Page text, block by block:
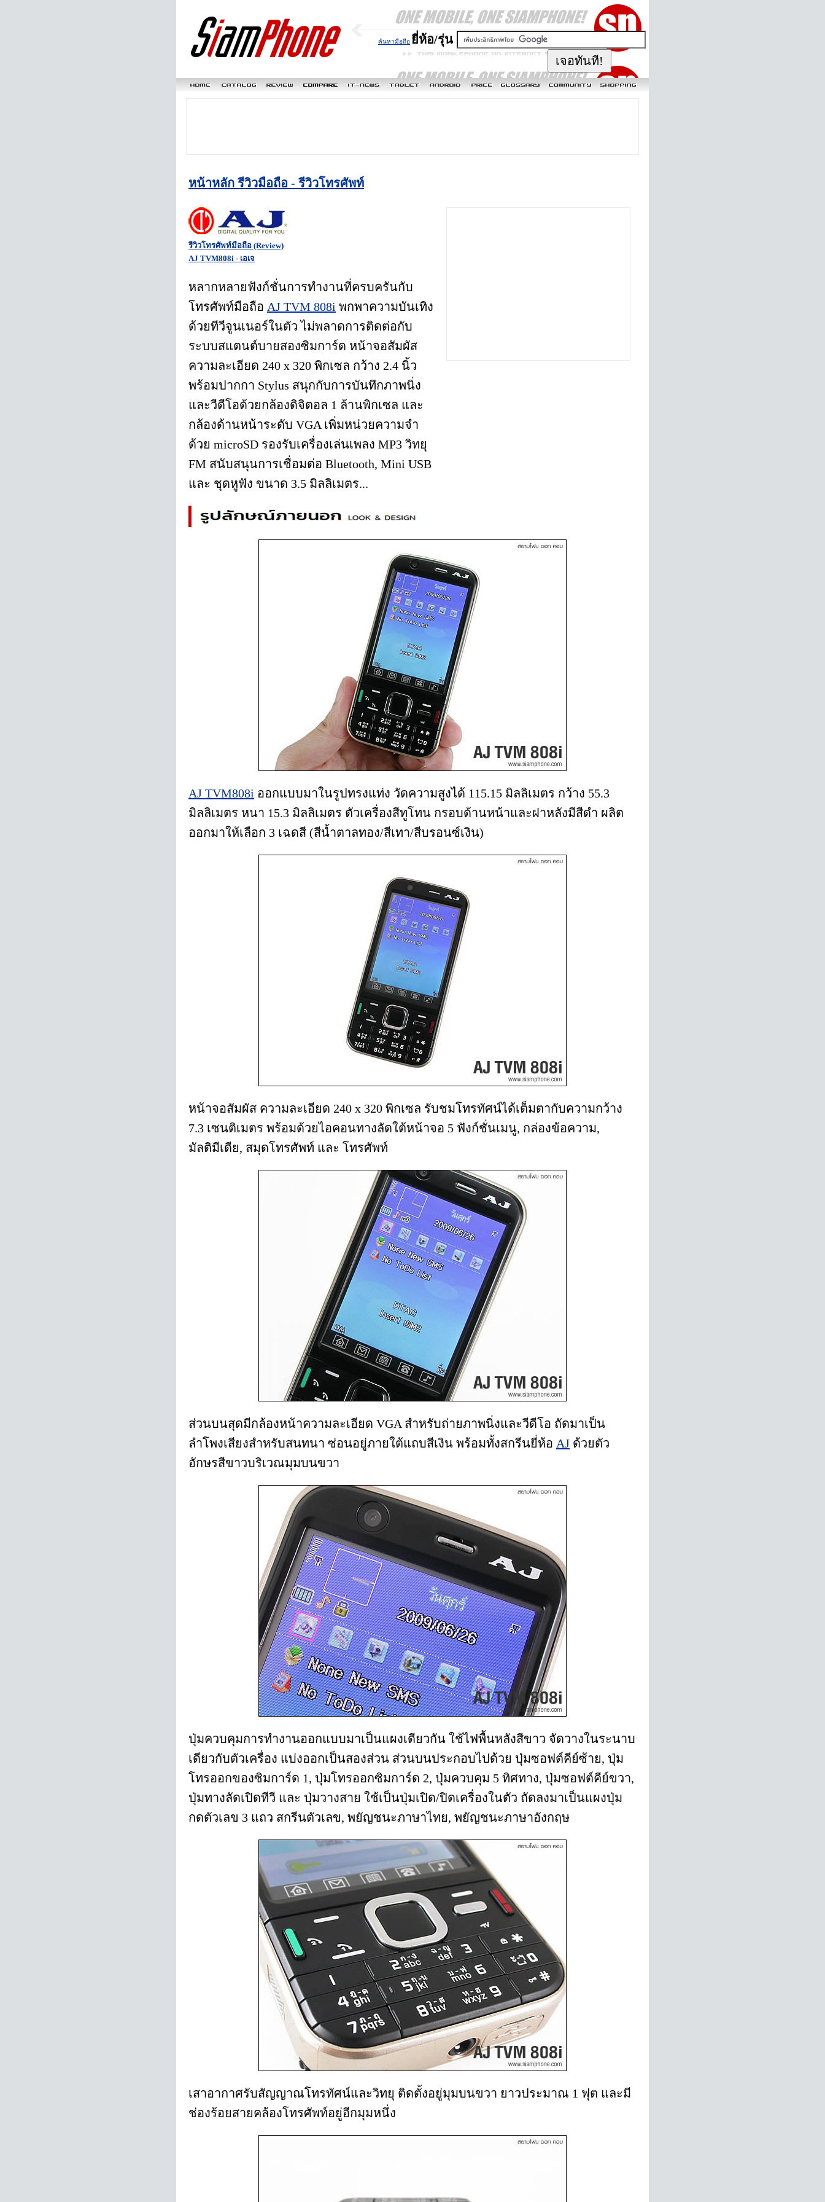
ค้นหามือถือ ยี่ห้อ/รุ่น
หน้าหลัก รีวิวมือถือ - รีวิวโทรศัพท์
รีวิวโทรศัพท์มือถือ (Review)
AJ TVM808i - เอเจ
หลากหลายฟังก์ชั่นการทำงานที่ครบครันกับ
โทรศัพท์มือถือ AJ TVM 808i พกพาความบันเทิง
ด้วยทีวีจูนเนอร์ในตัว ไม่พลาดการติดต่อกับ
ระบบสแตนต์บายสองซิมการ์ด หน้าจอสัมผัส
ความละเอียด 240 x 320 พิกเซล กว้าง 2.4 นิ้ว
พร้อมปากกา Stylus สนุกกับการบันทึกภาพนิ่ง
และวีดีโอด้วยกล้องดิจิตอล 1 ล้านพิกเซล และ
กล้องด้านหน้าระดับ VGA เพิ่มหน่วยความจำ
ด้วย microSD รองรับเครื่องเล่นเพลง MP3 วิทยุ
FM สนับสนุนการเชื่อมต่อ Bluetooth, Mini USB
และ ชุดหูฟัง ขนาด 3.5 มิลลิเมตร...
AJ TVM808i ออกแบบมาในรูปทรงแท่ง วัดความสูงได้ 115.15 มิลลิเมตร กว้าง 55.3
มิลลิเมตร หนา 15.3 มิลลิเมตร ตัวเครื่องสีทูโทน กรอบด้านหน้าและฝาหลังมีสีดำ ผลิต
ออกมาให้เลือก 3 เฉดสี (สีน้ำตาลทอง/สีเทา/สีบรอนซ์เงิน)
หน้าจอสัมผัส ความละเอียด 240 x 320 พิกเซล รับชมโทรทัศน์ได้เต็มตากับความกว้าง
7.3 เซนติเมตร พร้อมด้วยไอคอนทางลัดใต้หน้าจอ 5 ฟังก์ชั่นเมนู, กล่องข้อความ,
มัลติมีเดีย, สมุดโทรศัพท์ และ โทรศัพท์
ส่วนบนสุดมีกล้องหน้าความละเอียด VGA สำหรับถ่ายภาพนิ่งและวีดีโอ ถัดมาเป็น
ลำโพงเสียงสำหรับสนทนา ซ่อนอยู่ภายใต้แถบสีเงิน พร้อมทั้งสกรีนยี่ห้อ AJ ด้วยตัว
อักษรสีขาวบริเวณมุมบนขวา
ปุ่มควบคุมการทำงานออกแบบมาเป็นแผงเดียวกัน ใช้ไฟพื้นหลังสีขาว จัดวางในระนาบ
เดียวกับตัวเครื่อง แบ่งออกเป็นสองส่วน ส่วนบนประกอบไปด้วย ปุ่มซอฟต์คีย์ซ้าย, ปุ่ม
โทรออกของซิมการ์ด 1, ปุ่มโทรออกซิมการ์ด 2, ปุ่มควบคุม 5 ทิศทาง, ปุ่มซอฟต์คีย์ขวา,
ปุ่มทางลัดเปิดทีวี และ ปุ่มวางสาย ใช้เป็นปุ่มเปิด/ปิดเครื่องในตัว ถัดลงมาเป็นแผงปุ่ม
กดตัวเลข 3 แถว สกรีนตัวเลข, พยัญชนะภาษาไทย, พยัญชนะภาษาอังกฤษ
เสาอากาศรับสัญญาณโทรทัศน์และวิทยุ ติดตั้งอยู่มุมบนขวา ยาวประมาณ 1 ฟุต และมี
ช่องร้อยสายคล้องโทรศัพท์อยู่อีกมุมหนึ่ง